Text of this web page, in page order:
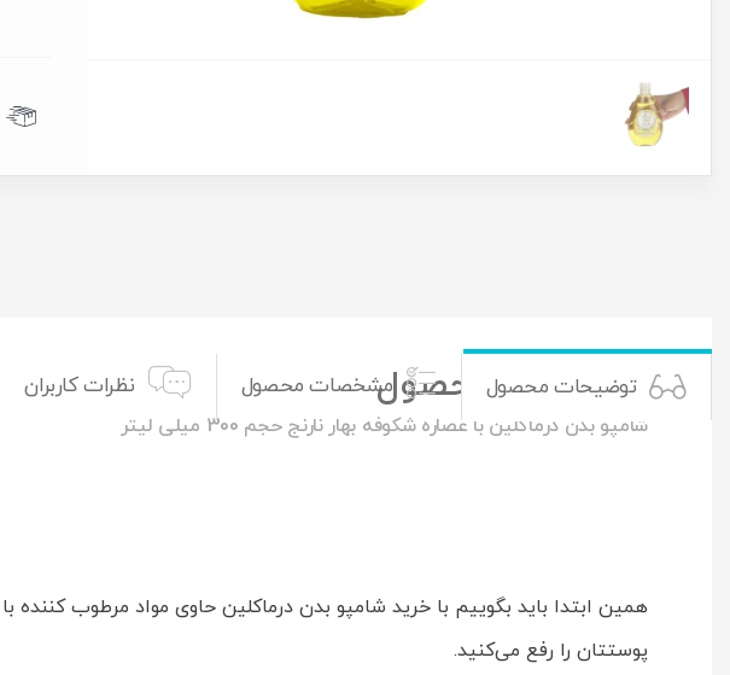
توضیحات محصول مشخصات محصول نظرات کاربران توضیحات محصول
شامپو بدن درماکلين با عصاره شکوفه بهار نارنج حجم 300 میلی لیتر
پوستتان را رفع می‌کنید.